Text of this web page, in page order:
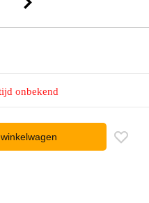
onbekend
winkelwagen